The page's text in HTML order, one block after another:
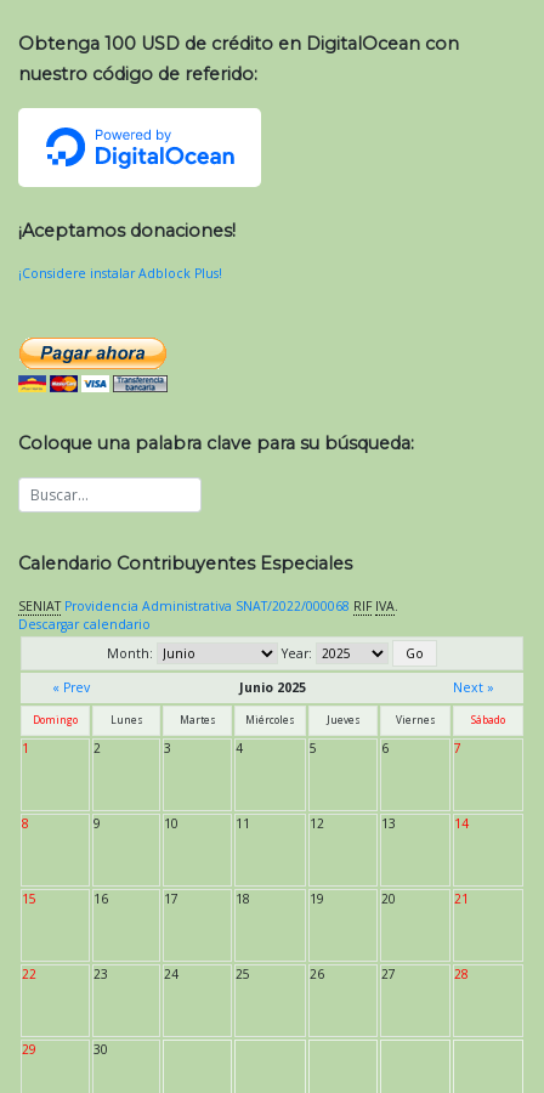
Obtenga 100 USD de crédito en DigitalOcean con
nuestro código de referido:
¡Aceptamos donaciones!
¡Considere instalar Adblock Plus!
Coloque una palabra clave para su búsqueda:
Calendario Contribuyentes Especiales
SENIAT Providencia Administrativa SNAT/2022/000068 RIF IVA.
Descargar calendario
Month:
Year:
« Prev
Junio 2025 Next »
Domingo Lunes Martes Miércoles Jueves Viernes Sábado
1 2 3 4 5 6 7
8 9 10 11 12 13 14
15 16 17 18 19 20 21
22 23 24 25 26 27 28
29 30